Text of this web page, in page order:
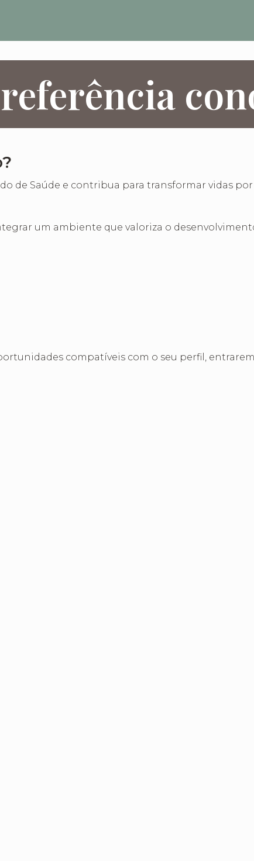
de Saúde e contribua para transformar vidas
um ambiente que valoriza o
compatíveis com o seu perfil,